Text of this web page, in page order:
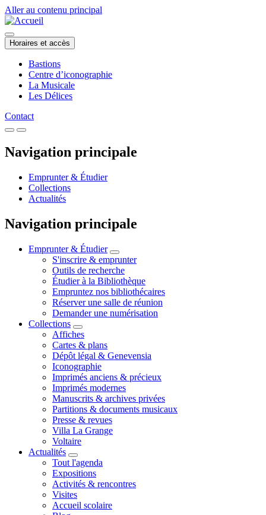
Aller au contenu principal
Horaires et accès
Bastions
Centre d’iconographie
La Musicale
Les Délices
Contact
Navigation principale
Emprunter & Étudier
Collections
Actualités
Navigation principale
Emprunter & Étudier
S'inscrire & emprunter
Outils de recherche
Étudier à la Bibliothèque
Empruntez nos bibliothécaires
Réserver une salle de réunion
Demander une numérisation
Collections
Affiches
Cartes & plans
Dépôt légal & Genevensia
Iconographie
Imprimés anciens & précieux
Imprimés modernes
Manuscrits & archives privées
Partitions & documents musicaux
Presse & revues
Villa La Grange
Voltaire
Actualités
Tout l'agenda
Expositions
Activités & rencontres
Visites
Accueil scolaire